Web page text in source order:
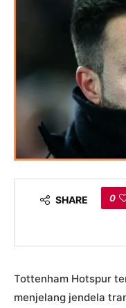
SHARE 0
Tottenham Hotspur
menjelang jendela